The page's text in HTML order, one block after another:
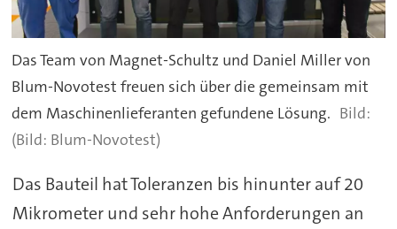
Das Team von Magnet-Schultz und Daniel Miller von
Blum-Novotest freuen sich über die gemeinsam mit
dem Maschinenlieferanten gefundene Lösung.
(Bild: Blum-Novotest)
Das Bauteil hat Toleranzen bis hinunter auf 20
Mikrometer und sehr hohe Anforderungen an